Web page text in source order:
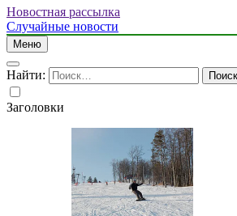
Новостная рассылка
Случайные новости
Меню
Найти:
Заголовки